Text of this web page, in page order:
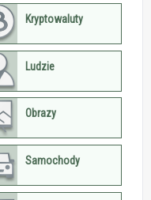
Kryptowaluty
Ludzie
Obrazy
Samochody